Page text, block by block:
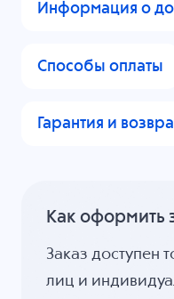
Информация о
Способы оплаты
Гарантия и
Как оформить
Заказ доступен
лиц и